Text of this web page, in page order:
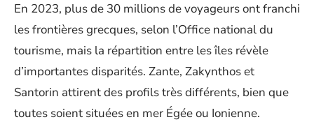
En 2023, plus de 30 millions de voyageurs ont franchi
les frontières grecques, selon l’Office national du
tourisme, mais la répartition entre les îles révèle
d’importantes disparités. Zante, Zakynthos et
Santorin attirent des profils très différents, bien que
toutes soient situées en mer Égée ou Ionienne.